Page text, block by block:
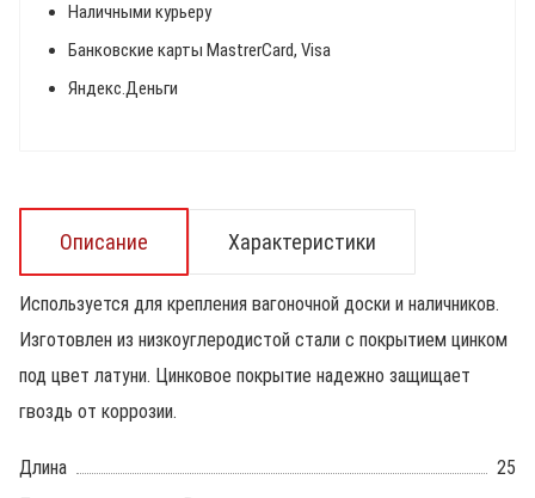
Наличными курьеру
Банковские карты MastrerCard, Visa
Яндекс.Деньги
Описание Характеристики
Используется для крепления вагоночной доски и наличников.
Изготовлен из низкоуглеродистой стали с покрытием цинком
под цвет латуни. Цинковое покрытие надежно защищает
гвоздь от коррозии.
Длина
25